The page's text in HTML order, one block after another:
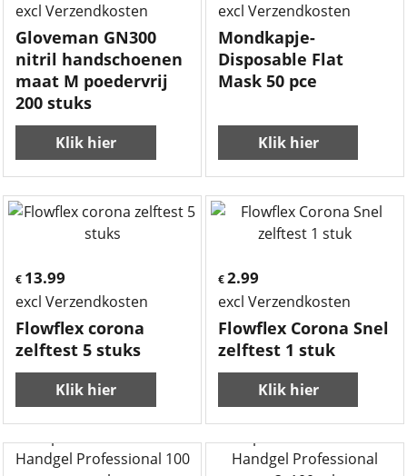
excl Verzendkosten
Gloveman GN300
nitril handschoenen
maat M poedervrij
200 stuks
Klik hier
excl Verzendkosten
Mondkapje-
Disposable Flat
Mask 50 pce
Klik hier
€ 13.99
excl Verzendkosten
Flowflex corona
zelftest 5 stuks
Klik hier
€2.99
excl Verzendkosten
Flowflex Corona Snel
zelftest 1 stuk
Klik hier